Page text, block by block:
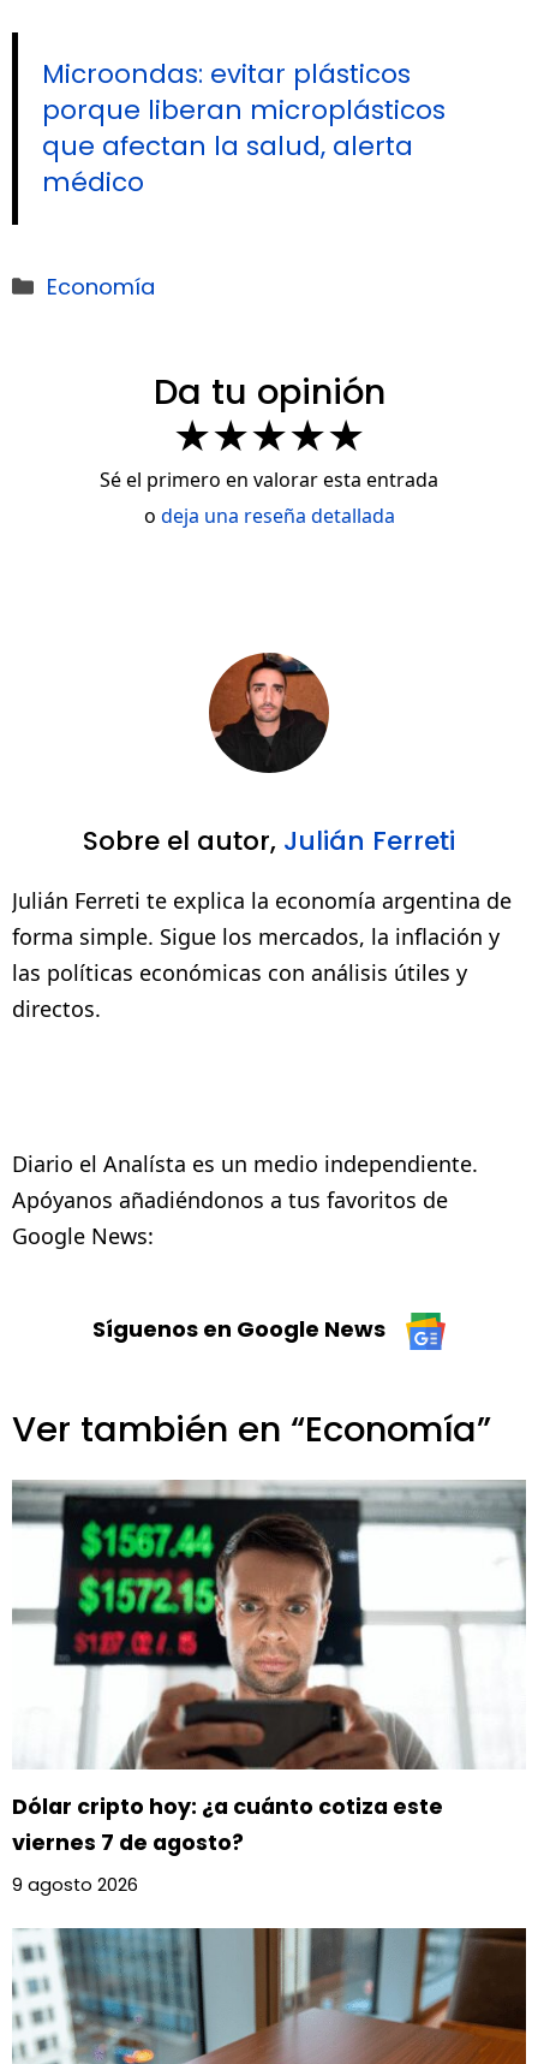
Microondas: evitar plásticos
porque liberan microplásticos
que afectan la salud, alerta
médico
Categorías
Economía
Da tu opinión
★★★★★
Sé el primero en valorar esta entrada
o deja una reseña detallada
Sobre el autor, Julián Ferreti
Julián Ferreti te explica la economía argentina de
forma simple. Sigue los mercados, la inflación y
las políticas económicas con análisis útiles y
directos.
Diario el Analísta es un medio independiente.
Apóyanos añadiéndonos a tus favoritos de
Google News:
Síguenos en Google News
Ver también en “Economía”
Dólar cripto hoy: ¿a cuánto cotiza este
viernes 7 de agosto?
9 agosto 2026